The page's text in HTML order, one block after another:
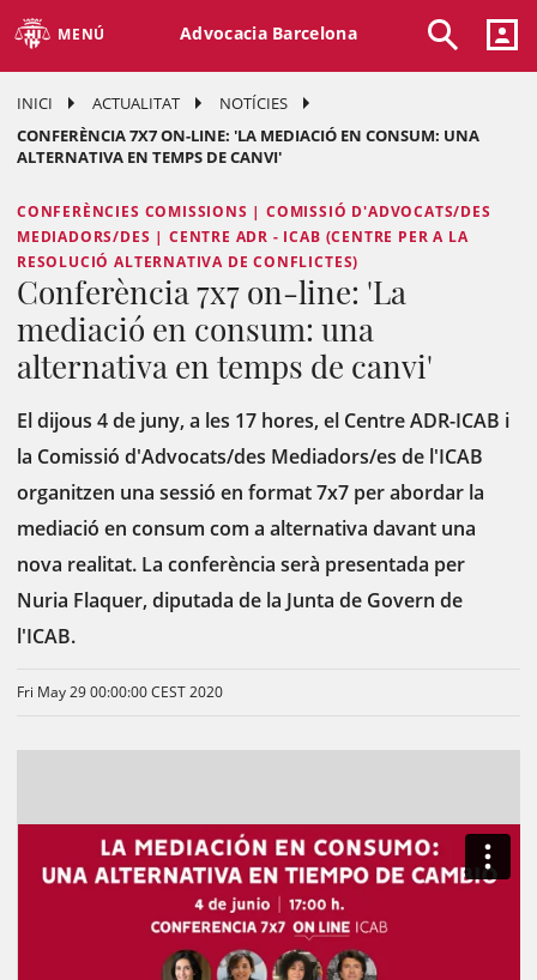
MENÚ Advocacia Barcelona
INICI ACTUALITAT
NOTÍCIES
CONFERÈNCIA 7X7 ON-LINE: 'LA MEDIACIÓ EN CONSUM: UNA
ALTERNATIVA EN TEMPS DE CANVI'
CONFERÈNCIES COMISSIONS | COMISSIÓ D'ADVOCATS/DES
MEDIADORS/DES | CENTRE ADR - ICAB (CENTRE PER A LA
RESOLUCIÓ ALTERNATIVA DE CONFLICTES)
Conferència 7x7 on-line: 'La
mediació en consum: una
alternativa en temps de canvi'
El dijous 4 de juny, a les 17 hores, el Centre ADR-ICAB i
la Comissió d'Advocats/des Mediadors/es de l'ICAB
organitzen una sessió en format 7x7 per abordar la
mediació en consum com a alternativa davant una
nova realitat. La conferència serà presentada per
Nuria Flaquer, diputada de la Junta de Govern de
l'ICAB.
Fri May 29 00:00:00 CEST 2020